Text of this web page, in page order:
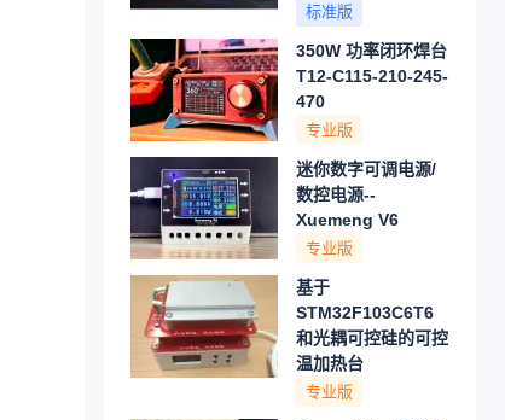
标准版
350W 功率闭环焊台
T12-C115-210-245-
470
专业版
迷你数字可调电源/
数控电源--
Xuemeng V6
专业版
基于
STM32F103C6T6
和光耦可控硅的可控
温加热台
专业版